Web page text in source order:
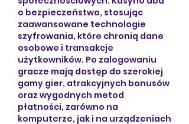
o bezpieczeństwo, stosując
zaawansowane technologie
szyfrowania, które chronią dane
osobowe i transakcje
użytkowników. Po zalogowaniu
gracze mają dostęp do szerokiej
gamy gier, atrakcyjnych bonusów
oraz wygodnych metod
płatności, zarówno na
komputerze, jak i na urządzeniach